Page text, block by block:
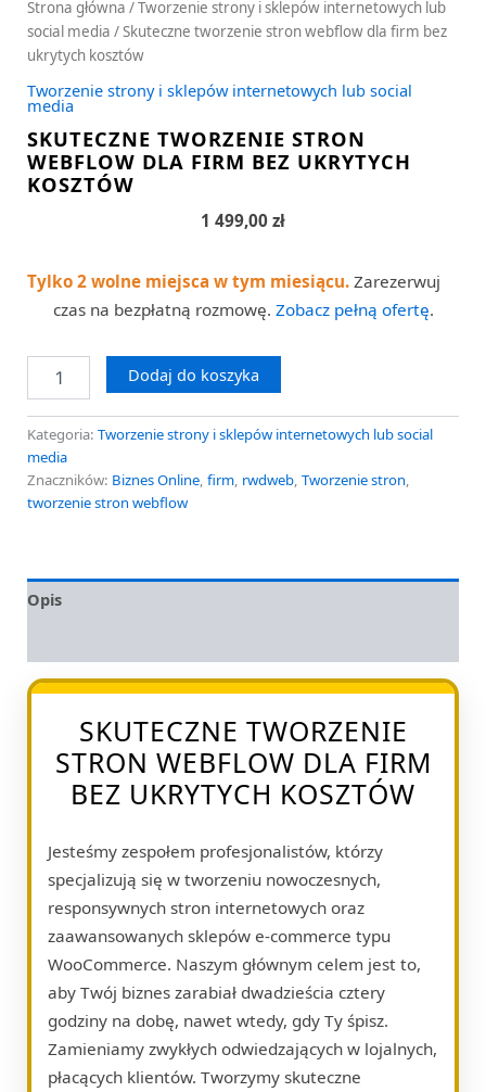
Strona główna /Tworzenie strony i sklepów internetowych lub
social media / Skuteczne tworzenie stron webflow dla firm bez
ukrytych kosztów
Tworzenie strony i sklepów internetowych lub social
media
SKUTECZNE TWORZENIE STRON
WEBFLOW DLA FIRM BEZ UKRYTYCH
KOSZTÓW
1 499,00 zł
Tylko 2 wolne miejsca w tym miesiącu. Zarezerwuj
czas na bezpłatną rozmowę. Zobacz pełną ofertę.
Dodaj do koszyka
Kategoria: Tworzenie strony i sklepów internetowych lub social
media
Znaczników: Biznes Online, firm, rwdweb, Tworzenie stron,
tworzenie stron webflow
Opis
SKUTECZNE TWORZENIE
STRON WEBFLOW DLA FIRM
BEZ UKRYTYCH KOSZTÓW
Jesteśmy zespołem profesjonalistów, którzy
specjalizują się w tworzeniu nowoczesnych,
responsywnych stron internetowych oraz
zaawansowanych sklepów e-commerce typu
WooCommerce. Naszym głównym celem jest to,
aby Twój biznes zarabiał dwadzieścia cztery
godziny na dobę, nawet wtedy, gdy Ty śpisz.
Zamieniamy zwykłych odwiedzających w lojalnych,
płacących klientów. Tworzymy skuteczne